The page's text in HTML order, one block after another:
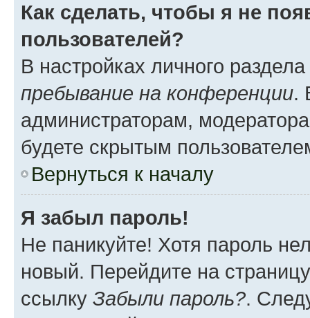
Как сделать, чтобы я не
пользователей?
В настройках личного
пребывание на конференции.
администраторам,
будете скрытым
Вернуться к началу
Я забыл пароль!
Не паникуйте! Хотя пароль
новый. Перейдите на
ссылку Забыли пароль?.